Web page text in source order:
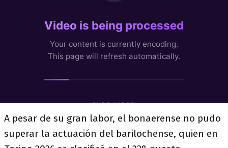
A pesar de su gran labor, el bonaerense no pudo
superar la actuación del barilochense, quien en